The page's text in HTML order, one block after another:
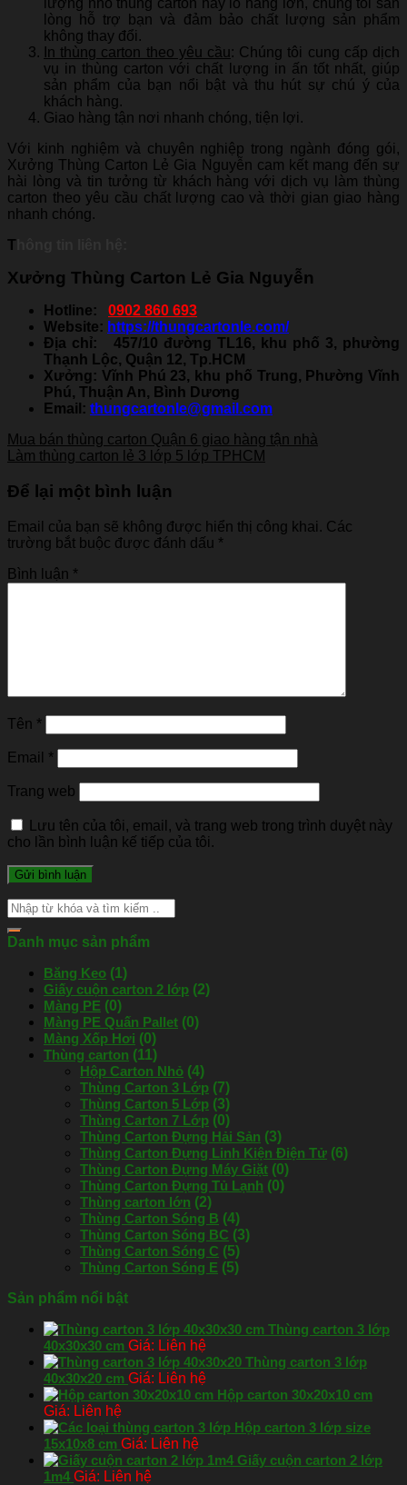
lượng nhỏ thùng carton hay lô hàng lớn, chúng tôi sẵn
lòng hỗ trợ bạn và đảm bảo chất lượng sản phẩm
không thay đổi.
In thùng carton theo yêu cầu: Chúng tôi cung cấp dịch
vụ in thùng carton với chất lượng in ấn tốt nhất, giúp
sản phẩm của bạn nổi bật và thu hút sự chú ý của
khách hàng.
Giao hàng tận nơi nhanh chóng, tiện lợi.
Với kinh nghiệm và chuyên nghiệp trong ngành đóng gói,
Xưởng Thùng Carton Lẻ Gia Nguyễn cam kết mang đến sự
hài lòng và tin tưởng từ khách hàng với dịch vụ làm thùng
carton theo yêu cầu chất lượng cao và thời gian giao hàng
nhanh chóng.
T
Xưởng Thùng Carton Lẻ Gia Nguyễn
Hotline: 0902 860 693
Website: https://thungcartonle.com/
Địa chỉ: 457/10 đường TL16, khu phố 3, phường
Thạnh Lộc, Quận 12, Tp.HCM
Xưởng: Vĩnh Phú 23, khu phố Trung, Phường Vĩnh
Phú, Thuận An, Bình Dương
Email: thungcartonle@gmail.com
Mua bán thùng carton Quận 6 giao hàng tận nhà
Làm thùng carton lẻ 3 lớp 5 lớp TPHCM
Để lại một bình luận
Email của bạn sẽ không được hiển thị công khai. Các
trường bắt buộc được đánh dấu *
Bình luận *
Tên *
Email *
Trang web
Lưu tên của tôi, email, và trang web trong trình duyệt này
cho lần bình luận kế tiếp của tôi.
Danh mục sản phẩm
Băng Keo (1)
Giấy cuộn carton 2 lớp (2)
Màng PE (0)
Màng PE Quấn Pallet (0)
Màng Xốp Hơi (0)
Thùng carton (11)
Hộp Carton Nhỏ (4)
Thùng Carton 3 Lớp (7)
Thùng Carton 5 Lớp (3)
Thùng Carton 7 Lớp (0)
Thùng Carton Đựng Hải Sản (3)
Thùng Carton Đựng Linh Kiện Điện Tử (6)
Thùng Carton Đựng Máy Giặt (0)
Thùng Carton Đựng Tủ Lạnh (0)
Thùng carton lớn (2)
Thùng Carton Sóng B (4)
Thùng Carton Sóng BC (3)
Thùng Carton Sóng C (5)
Thùng Carton Sóng E (5)
Sản phẩm nổi bật
Thùng carton 3 lớp
40x30x30 cm
Liên hệ
Thùng carton 3 lớp
40x30x20 cm
Liên hệ
Hộp carton 30x20x10 cm
Liên hệ
Hộp carton 3 lớp size
15x10x8 cm
Liên hệ
Giấy cuộn carton 2 lớp
1m4
Liên hệ